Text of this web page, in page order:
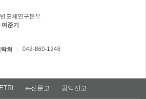
도체연구본부
준기
처 042-860-1248
e-신문고 공익신고